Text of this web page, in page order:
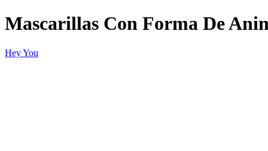
Mascarillas Con Forma De
Hey You